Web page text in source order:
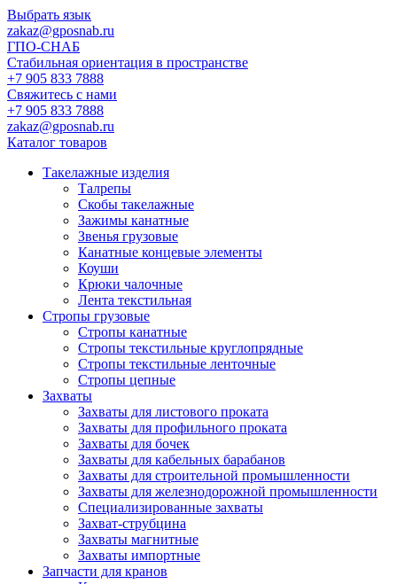
Выбрать язык
zakaz@gposnab.ru
ГПО-СНАБ
Стабильная ориентация в пространстве
+7 905 833 7888
Свяжитесь с нами
+7 905 833 7888
zakaz@gposnab.ru
Каталог товаров
Такелажные изделия
Талрепы
Скобы такелажные
Зажимы канатные
Звенья грузовые
Канатные концевые элементы
Коуши
Крюки чалочные
Лента текстильная
Стропы грузовые
Стропы канатные
Стропы текстильные круглопрядные
Стропы текстильные ленточные
Стропы цепные
Захваты
Захваты для листового проката
Захваты для профильного проката
Захваты для бочек
Захваты для кабельных барабанов
Захваты для строительной промышленности
Захваты для железнодорожной промышленности
Специализированные захваты
Захват-струбцина
Захваты магнитные
Захваты импортные
Запчасти для кранов